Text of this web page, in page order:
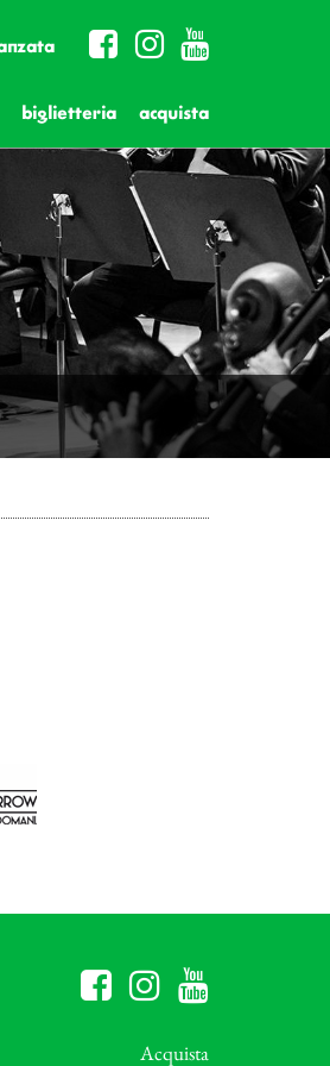
biglietteria acquista
Acquista